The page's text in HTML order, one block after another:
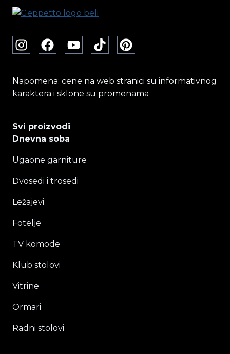
biti
izabrane
stranici
proizvoda.
Napomena: cene na web stranici su informativnog
karaktera i sklone su promenama
Svi proizvodi
Dnevna soba
Ugaone garniture
Dvosedi i trosedi
Ležajevi
Fotelje
TV komode
Klub stolovi
Vitrine
Ormari
Radni stolovi